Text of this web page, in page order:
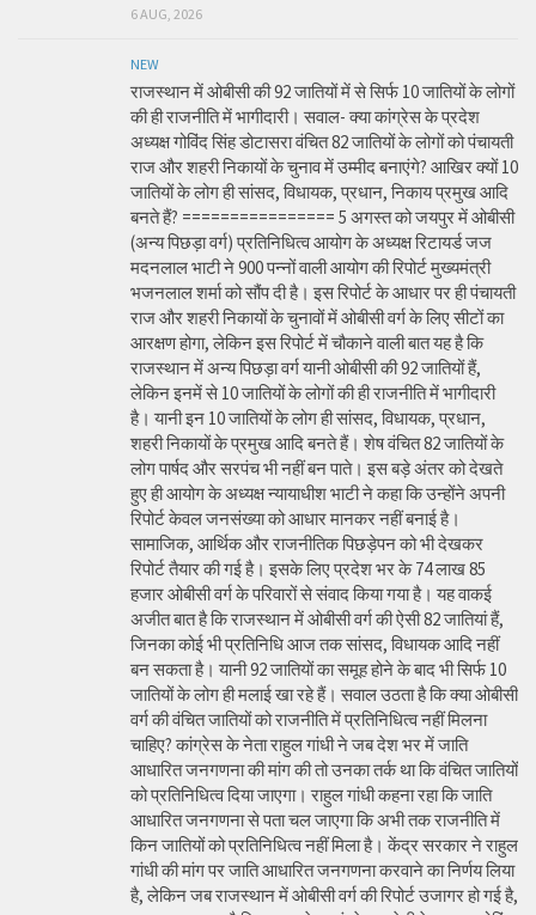
6 AUG, 2026
NEW
राजस्थान में ओबीसी की 92 जातियों में से सिर्फ 10 जातियों के लोगों
की ही राजनीति में भागीदारी। सवाल- क्या कांग्रेस के प्रदेश
अध्यक्ष गोविंद सिंह डोटासरा वंचित 82 जातियों के लोगों को पंचायती
राज और शहरी निकायों के चुनाव में उम्मीद बनाएंगे? आखिर क्यों 10
जातियों के लोग ही सांसद, विधायक, प्रधान, निकाय प्रमुख आदि
बनते हैं? ================ 5 अगस्त को जयपुर में ओबीसी
(अन्य पिछड़ा वर्ग) प्रतिनिधित्व आयोग के अध्यक्ष रिटायर्ड जज
मदनलाल भाटी ने 900 पन्नों वाली आयोग की रिपोर्ट मुख्यमंत्री
भजनलाल शर्मा को सौंप दी है। इस रिपोर्ट के आधार पर ही पंचायती
राज और शहरी निकायों के चुनावों में ओबीसी वर्ग के लिए सीटों का
आरक्षण होगा, लेकिन इस रिपोर्ट में चौकाने वाली बात यह है कि
राजस्थान में अन्य पिछड़ा वर्ग यानी ओबीसी की 92 जातियों हैं,
लेकिन इनमें से 10 जातियों के लोगों की ही राजनीति में भागीदारी
है। यानी इन 10 जातियों के लोग ही सांसद, विधायक, प्रधान,
शहरी निकायों के प्रमुख आदि बनते हैं। शेष वंचित 82 जातियों के
लोग पार्षद और सरपंच भी नहीं बन पाते। इस बड़े अंतर को देखते
हुए ही आयोग के अध्यक्ष न्यायाधीश भाटी ने कहा कि उन्होंने अपनी
रिपोर्ट केवल जनसंख्या को आधार मानकर नहीं बनाई है।
सामाजिक, आर्थिक और राजनीतिक पिछड़ेपन को भी देखकर
रिपोर्ट तैयार की गई है। इसके लिए प्रदेश भर के 74 लाख 85
हजार ओबीसी वर्ग के परिवारों से संवाद किया गया है। यह वाकई
अजीत बात है कि राजस्थान में ओबीसी वर्ग की ऐसी 82 जातियां हैं,
जिनका कोई भी प्रतिनिधि आज तक सांसद, विधायक आदि नहीं
बन सकता है। यानी 92 जातियों का समूह होने के बाद भी सिर्फ 10
जातियों के लोग ही मलाई खा रहे हैं। सवाल उठता है कि क्या ओबीसी
वर्ग की वंचित जातियों को राजनीति में प्रतिनिधित्व नहीं मिलना
चाहिए? कांग्रेस के नेता राहुल गांधी ने जब देश भर में जाति
आधारित जनगणना की मांग की तो उनका तर्क था कि वंचित जातियों
को प्रतिनिधित्व दिया जाएगा। राहुल गांधी कहना रहा कि जाति
आधारित जनगणना से पता चल जाएगा कि अभी तक राजनीति में
किन जातियों को प्रतिनिधित्व नहीं मिला है। केंद्र सरकार ने राहुल
गांधी की मांग पर जाति आधारित जनगणना करवाने का निर्णय लिया
है, लेकिन जब राजस्थान में ओबीसी वर्ग की रिपोर्ट उजागर हो गई है,